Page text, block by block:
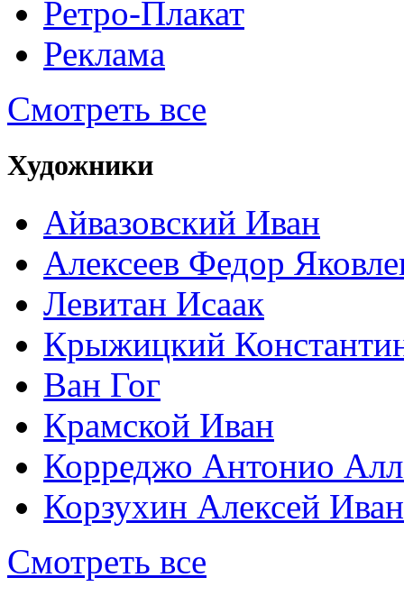
Ретро-Плакат
Реклама
Смотреть все
Художники
Айвазовский Иван
Алексеев Федор
Левитан Исаак
Крыжицкий
Ван Гог
Крамской Иван
Корреджо Антонио
Корзухин Алексей
Смотреть все